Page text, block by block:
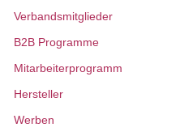
Verbandsmitglieder
B2B Programme
Mitarbeiterprogramm
Hersteller
Werben